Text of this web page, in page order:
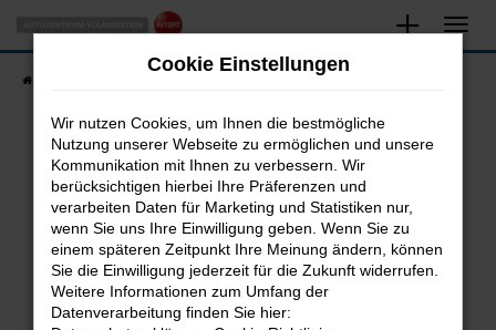
Zum
Hauptinhalt
springen
Fahrzeugsuche
Fehler: Network Error
Beim Laden ist ein Fehler aufgetreten.
Hier sind ein paar Tipps, die dir helfen können:
Überprüfe deine Firewall und deine
Internetverbindung.
Cookie Einstellungen
Wir nutzen Cookies, um Ihnen die bestmögliche
Nutzung unserer Webseite zu ermöglichen und unsere
Kommunikation mit Ihnen zu verbessern. Wir
berücksichtigen hierbei Ihre Präferenzen und
verarbeiten Daten für Marketing und Statistiken nur,
wenn Sie uns Ihre Einwilligung geben. Wenn Sie zu
einem späteren Zeitpunkt Ihre Meinung ändern, können
Sie die Einwilligung jederzeit für die Zukunft widerrufen.
Weitere Informationen zum Umfang der
Datenverarbeitung finden Sie hier: